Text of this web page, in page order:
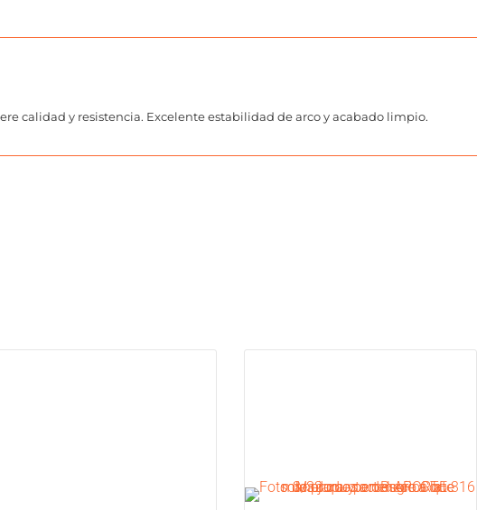
calidad y resistencia. Excelente estabilidad de arco y acabado limpio.